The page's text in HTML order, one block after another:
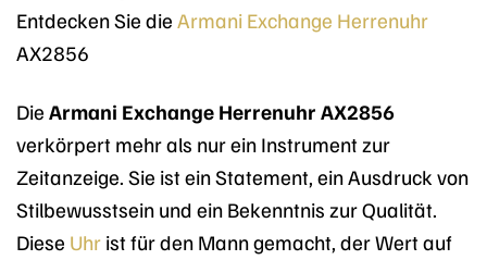
Entdecken Sie die Armani Exchange Herrenuhr
AX2856
Die Armani Exchange Herrenuhr AX2856
verkörpert mehr als nur ein Instrument zur
Zeitanzeige. Sie ist ein Statement, ein Ausdruck von
Stilbewusstsein und ein Bekenntnis zur Qualität.
Diese Uhr ist für den Mann gemacht, der Wert auf